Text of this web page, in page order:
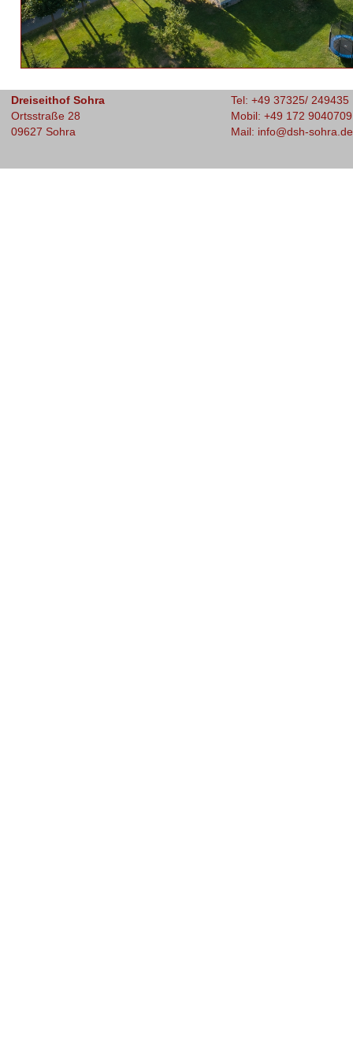
Dreiseithof Sohra
Ortsstraße 28
09627 Sohra
Tel: +49 37325/ 249435
Mobil: +49 172 9040709
Mail: info@dsh-sohra.de